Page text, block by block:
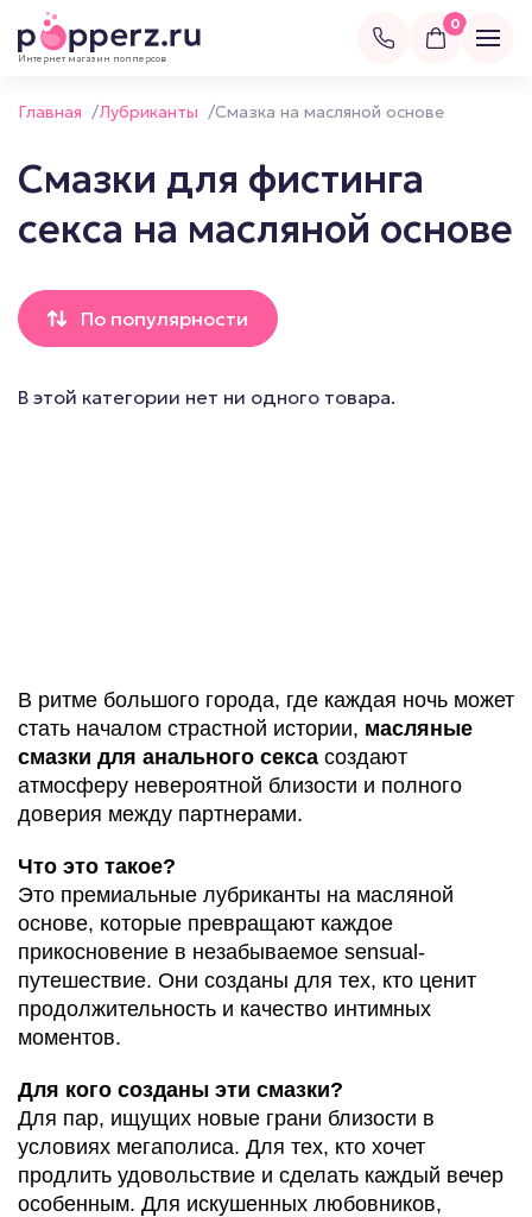
Интернет магазин попперсов
0
Главная /Лубриканты /Смазка на масляной основе
Смазки для фистинга
секса на масляной основе
По популярности
В этой категории нет ни одного товара.
В ритме большого города, где каждая ночь может
стать началом страстной истории, масляные
смазки для анального секса создают
атмосферу невероятной близости и полного
доверия между партнерами.
Что это такое?
Это премиальные лубриканты на масляной
основе, которые превращают каждое
прикосновение в незабываемое sensual-
путешествие. Они созданы для тех, кто ценит
продолжительность и качество интимных
моментов.
Для кого созданы эти смазки?
Для пар, ищущих новые грани близости в
условиях мегаполиса. Для тех, кто хочет
продлить удовольствие и сделать каждый вечер
особенным. Для искушенных любовников,